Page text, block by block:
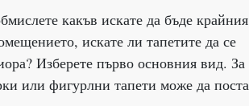
какъв искате да бъде крайния
искате ли тапетите да се
Изберете първо основния вид. За
или фигурлни тапети може да